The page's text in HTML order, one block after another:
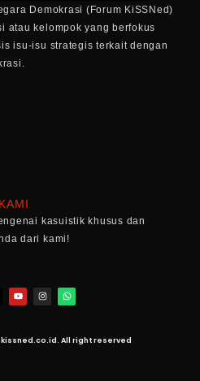
Demokrasi (Forum KiSSNed)
atau kelompok yang berfokus
isu-isu strategis terkait dengan
kasuistik khusus dan
dari kami!
All right reserved